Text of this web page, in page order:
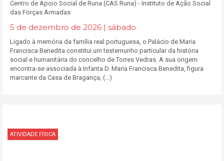
​Centro de Apoio Social de Runa (CAS Runa) - Instituto de Ação Social
das Forças Armadas
5 de dezembro de 2026 | sábado
Ligado à memória da família real portuguesa, o Palácio de Maria
Francisca Benedita constitui um testemunho particular da história
social e humanitária do concelho de Torres Vedras. A sua origem
encontra-se associada à Infanta D. Maria Francisca Benedita, figura
marcante da Casa de Bragança, (...)
ATIVIDADE FÍSICA